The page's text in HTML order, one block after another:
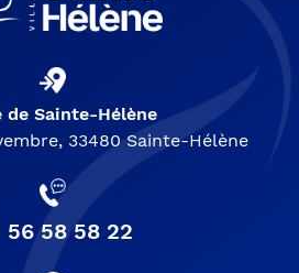
de Sainte-Hélène
33480 Sainte-Hélène
56 58 58 22